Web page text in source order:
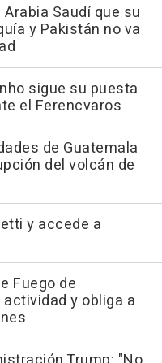
Saudí que su
y Pakistán no va
sigue su puesta
el Ferencvaros
de Guatemala
del volcán de
y accede a
Fuego de
y obliga a